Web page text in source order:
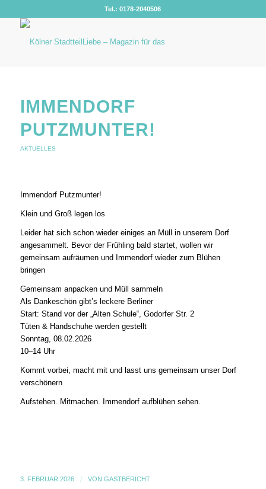
Tel.: 0178-2040506
IMMENDORF
PUTZMUNTER!
AKTUELLES
Immendorf Putzmunter!
Klein und Groß legen los
Leider hat sich schon wieder einiges an Müll in unserem Dorf
angesammelt. Bevor der Frühling bald startet, wollen wir
gemeinsam aufräumen und Immendorf wieder zum Blühen
bringen
Gemeinsam anpacken und Müll sammeln
Als Dankeschön gibt’s leckere Berliner
Start: Stand vor der „Alten Schule“, Godorfer Str. 2
Tüten & Handschuhe werden gestellt
Sonntag, 08.02.2026
10–14 Uhr
Kommt vorbei, macht mit und lasst uns gemeinsam unser Dorf
verschönern
Aufstehen. Mitmachen. Immendorf aufblühen sehen.
3. FEBRUAR 2026 / VON GASTBERICHT